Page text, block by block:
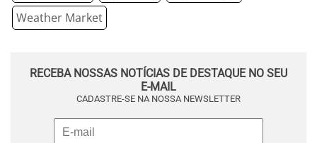
Weather Market
RECEBA NOSSAS NOTÍCIAS DE DESTAQUE NO SEU
E-MAIL
CADASTRE-SE NA NOSSA NEWSLETTER